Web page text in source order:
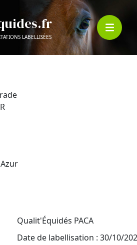
LABELLISÉES
Qualit'Équidés PACA
Date de labellisation : 30/10/